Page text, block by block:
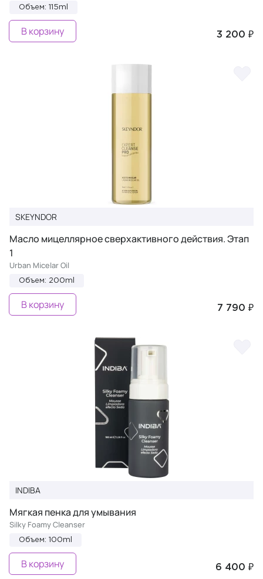
Объем: 115ml
3 200 ₽
В корзину
SKEYNDOR
Масло мицеллярное сверхактивного действия. Этап
1
Urban Micelar Oil
Объем: 200ml
7 790 ₽
В корзину
INDIBA
Мягкая пенка для умывания
Silky Foamy Cleanser
Объем: 100ml
6 400 ₽
В корзину